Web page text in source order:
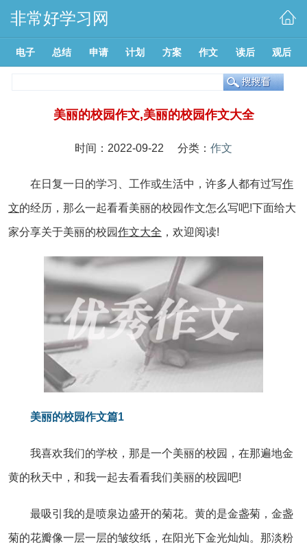
非常好学习网
电子 总结 申请 计划 方案 作文 读后 观后
美丽的校园作文,美丽的校园作文大全
时间：2022-09-22 分类： 作文
在日复一日的学习、工作或生活中，许多人都有过写作
文的经历，那么一起看看美丽的校园作文怎么写吧!下面给大
家分享关于美丽的校园作文大全 ，欢迎阅读!
美丽的校园作文篇1
我喜欢我们的学校，那是一个美丽的校园，在那遍地金
黄的秋天中，和我一起去看看我们美丽的校园吧!
最吸引我的是喷泉边盛开的菊花。黄的是金盏菊，金盏
菊的花瓣像一层一层的皱纹纸，在阳光下金光灿灿。那淡粉